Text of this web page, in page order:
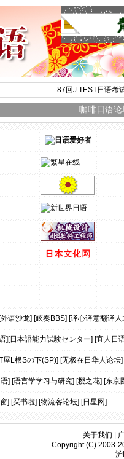
87回J.TEST日语考
咖啡日语论
[外语沙龙] [眩奏BBS] [译心译意翻译人
][日本語能力試験センター] [宜人日
屋L根Sの下(SP)] [无极在日华人论坛]
] [语言学学习与研究] [樱之花] [东京
] [买书啦] [物流客论坛] [日星网]
关于我们
Copyright (C) 2003-